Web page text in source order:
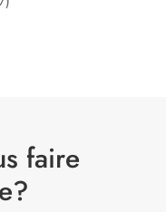
faire